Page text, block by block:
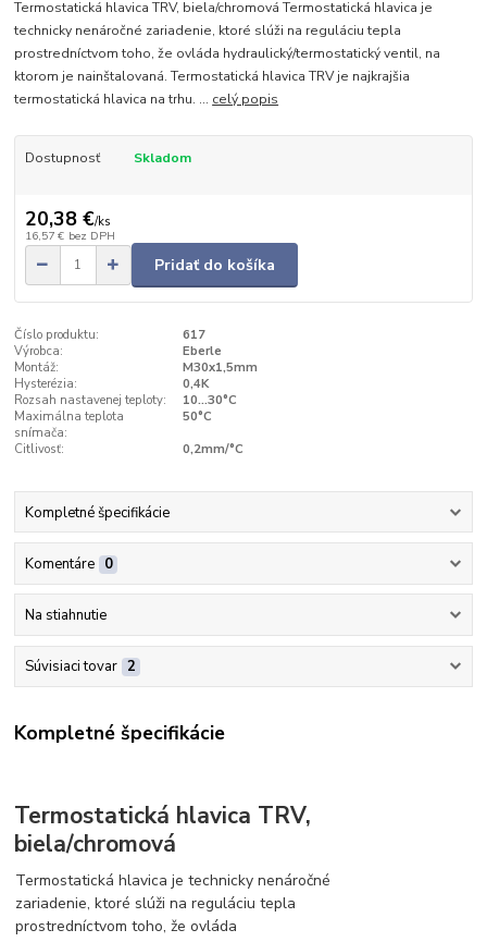
Termostatická hlavica TRV, biela/chromová Termostatická hlavica je
technicky nenáročné zariadenie, ktoré slúži na reguláciu tepla
prostredníctvom toho, že ovláda hydraulický/termostatický ventil, na
ktorom je nainštalovaná. Termostatická hlavica TRV je najkrajšia
termostatická hlavica na trhu. ... celý popis
Dostupnosť Skladom
20,38 €/ks
16,57 € bez DPH
Pridať do košíka
Číslo produktu:
617
Výrobca:
Eberle
Montáž:
M30x1,5mm
Hysterézia:
0,4K
Rozsah nastavenej teploty:
10...30°C
Maximálna teplota
snímača:
50°C
Citlivosť:
0,2mm/°C
Kompletné špecifikácie
Komentáre 0
Na stiahnutie
Súvisiaci tovar 2
Kompletné špecifikácie
Termostatická hlavica TRV,
biela/chromová
Termostatická hlavica je technicky nenáročné
zariadenie, ktoré slúži na reguláciu tepla
prostredníctvom toho, že ovláda